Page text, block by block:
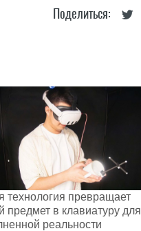
Поделиться:
технология превращает
предмет в клавиатуру для
реальности